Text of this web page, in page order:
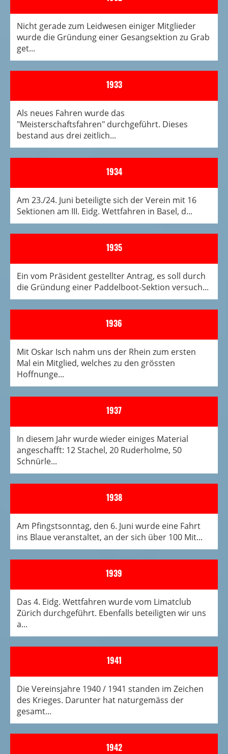
Nicht gerade zum Leidwesen einiger Mitglieder
wurde die Gründung einer Gesangsektion zu Grab
get...
1933
Als neues Fahren wurde das
"Meisterschaftsfahren" durchgeführt. Dieses
bestand aus drei zeitlich...
1934
Am 23./24. Juni beteiligte sich der Verein mit 16
Sektionen am III. Eidg. Wettfahren in Basel, d...
1935
Ein vom Präsident gestellter Antrag, es soll durch
die Gründung einer Paddelboot-Sektion versuch...
1936
Mit Oskar Isch nahm uns der Rhein zum ersten
Mal ein Mitglied, welches zu den grössten
Hoffnunge...
1937
In diesem Jahr wurde wieder einiges Material
angeschafft: 12 Stachel, 20 Ruderholme, 50
Schnürle...
1938
Am Pfingstsonntag, den 6. Juni wurde eine Fahrt
ins Blaue veranstaltet, an der sich über 100 Mit...
1939
Das 4. Eidg. Wettfahren wurde vom Limatclub
Zürich durchgeführt. Ebenfalls beteiligten wir uns
a...
1941
Die Vereinsjahre 1940 / 1941 standen im Zeichen
des Krieges. Darunter hat naturgemäss der
gesamt...
1942